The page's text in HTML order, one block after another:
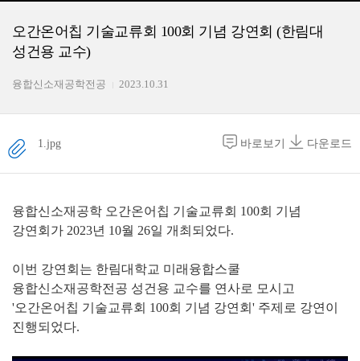
오간온어칩 기술교류회 100회 기념 강연회 (한림대
성건용 교수)
융합신소재공학전공 2023.10.31
1.jpg 바로보기 다운로드
융합신소재공학 오간온어칩 기술교류회 100회 기념
강연회가 2023년 10월 26일 개최되었다.
이번 강연회는 한림대학교 미래융합스쿨
융합신소재공학전공 성건용 교수를 연사로 모시고
'오간온어칩 기술교류회 100회 기념 강연회' 주제로 강연이
진행되었다.